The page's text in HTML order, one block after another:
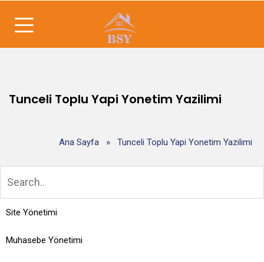
Tunceli Toplu Yapi Yonetim Yazilimi
Ana Sayfa » Tunceli Toplu Yapi Yonetim Yazilimi
Site Yönetimi
Muhasebe Yönetimi